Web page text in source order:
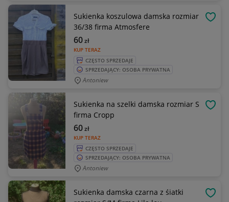
Sukienka koszulowa damska rozmiar
36/38 firma Atmosfere
KUP TERAZ
60zł
CZĘSTO SPRZEDAJE
SPRZEDAJĄCY: OSOBA PRYWATNA
Antoniew
Sukienka na szelki damska rozmiar S
firma Cropp
KUP TERAZ
60zł
CZĘSTO SPRZEDAJE
SPRZEDAJĄCY: OSOBA PRYWATNA
Antoniew
Sukienka damska czarna z śiatki